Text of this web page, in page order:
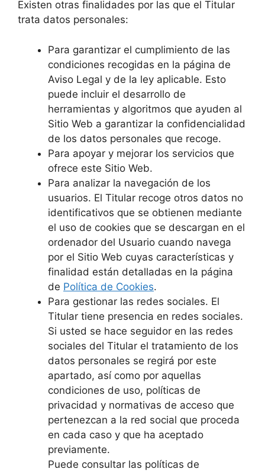
Existen otras finalidades por las que el Titular
trata datos personales:
Para garantizar el cumplimiento de las
condiciones recogidas en la página de
Aviso Legal y de la ley aplicable. Esto
puede incluir el desarrollo de
herramientas y algoritmos que ayuden al
Sitio Web a garantizar la confidencialidad
de los datos personales que recoge.
Para apoyar y mejorar los servicios que
ofrece este Sitio Web.
Para analizar la navegación de los
usuarios. El Titular recoge otros datos no
identificativos que se obtienen mediante
el uso de cookies que se descargan en el
ordenador del Usuario cuando navega
por el Sitio Web cuyas características y
finalidad están detalladas en la página
de Política de Cookies.
Para gestionar las redes sociales. El
Titular tiene presencia en redes sociales.
Si usted se hace seguidor en las redes
sociales del Titular el tratamiento de los
datos personales se regirá por este
apartado, así como por aquellas
condiciones de uso, políticas de
privacidad y normativas de acceso que
pertenezcan a la red social que proceda
en cada caso y que ha aceptado
previamente.
Puede consultar las políticas de